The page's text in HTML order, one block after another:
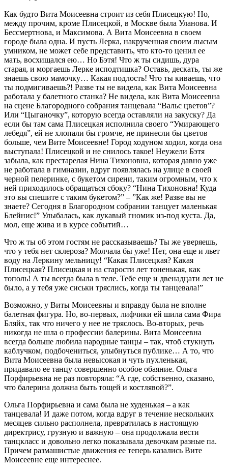
Как будто Вита Моисеевна строит из себя Плисецкую! Но,
между прочим, кроме Плисецкой, в Москве была Уланова. И
Бессмертнова, и Максимова. А Вита Моисеевна в своем
городе была одна. И пусть Лерка, накрученная своим лысым
умником, не может себе представить, что кто-то ценил ее
мать, восхищался ею… Но Бэтя! Что ж ты сидишь, дура
старая, и моргаешь Лерке исподтишка? Оставь, дескать, ты же
знаешь свою мамочку… Какая подлость! Что ты киваешь, что
ты подмигиваешь?! Разве ты не видела, как Вита Моисеевна
работала у балетного станка? Не видела, как Вита Моисеевна
на сцене Благородного собрания танцевала “Вальс цветов”?
Или “Цыганочку”, которую всегда оставляли на закуску? Да
если бы там сама Плисецкая исполнила своего “Умирающего
лебедя”, ей не хлопали бы громче, не принесли бы цветов
больше, чем Вите Моисеевне! Город ходуном ходил, когда она
выступала! Плисецкой и не снилось такое! Неужели Бэтя
забыла, как престарелая Нина Тихоновна, которая давно уже
не работала в гимназии, вдруг появлялась на улице в своей
черной пелеринке, с букетом сирени, таким огромным, что к
ней приходилось обращаться сбоку? “Нина Тихоновна! Куда
это вы спешите с таким букетом?” – ”Как же! Разве вы не
знаете? Сегодня в Благородном собрании танцует маленькая
Блейнис!” Улыбалась, как лукавый гномик из-под куста. Да,
мол, еще жива и в курсе событий…
Что ж ты об этом гостям не рассказываешь? Ты же уверяешь,
что у тебя нет склероза? Молчала бы уже! Нет, она еще и льет
воду на Леркину мельницу! “Какая Плисецкая? Какая
Плисецкая? Плисецкая и на старости лет тоненькая, как
тополь! А ты всегда была в теле. Тебе еще и двенадцати лет не
было, а у тебя уже сиськи тряслись, когда ты танцевала!”
Возможно, у Виты Моисеевны и вправду была не вполне
балетная фигура. Но, во-первых, лифчики ей шила сама Фира
Бляйх, так что ничего у нее не тряслось. Во-вторых, речь
никогда не шла о профессии балерины. Вита Моисеевна
всегда больше любила народные танцы – так, чтоб стукнуть
каблучком, подбочениться, улыбнуться публике… А то, что
Вита Моисеевна была невысокая и чуть пухленькая,
придавало ее танцу совершенно особое обаяние. Ольга
Порфирьевна не раз повторяла: “А где, собственно, сказано,
что балерина должна быть тощей и костлявой?”.
Ольга Порфирьевна и сама была не худенькая – а как
танцевала! И даже потом, когда вдруг в течение нескольких
месяцев сильно располнела, превратилась в настоящую
директрису, грузную и важную – она продолжала вести
танцкласс и довольно легко показывала девочкам разные па.
Причем размашистые движения ее теперь казались Вите
Моисеевне еще интереснее.